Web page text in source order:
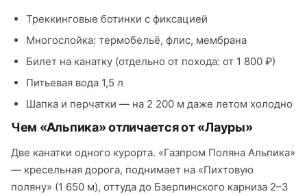
Треккинговые ботинки с фиксацией
Многослойка: термобельё, флис, мембрана
Билет на канатку (отдельно от похода: от 1 800 ₽)
Питьевая вода 1,5 л
Шапка и перчатки — на 2 200 м даже летом холодно
Чем «Альпика» отличается от «Лауры»
Две канатки одного курорта. «Газпром Поляна Альпика»
— кресельная дорога, поднимает на «Пихтовую
поляну» (1 650 м), оттуда до Бзерпинского карниза 2–3